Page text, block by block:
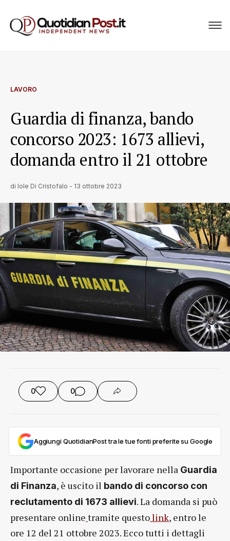
LAVORO
Guardia di finanza, bando
concorso 2023: 1673 allievi,
domanda entro il 21 ottobre
di Iole Di Cristofalo - 13 ottobre 2023
0 0
Aggiungi QuotidianPost tra le tue fonti preferite su Google
Importante occasione per lavorare nella Guardia
di Finanza, è uscito il bando di concorso con
reclutamento di 1673 allievi. La domanda si può
presentare online tramite questolink, entro le
ore 12 del 21 ottobre 2023. Ecco tutti i dettagli